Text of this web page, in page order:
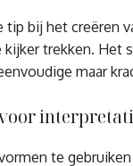
tip bij het creëren
kijker trekken.
maar
te